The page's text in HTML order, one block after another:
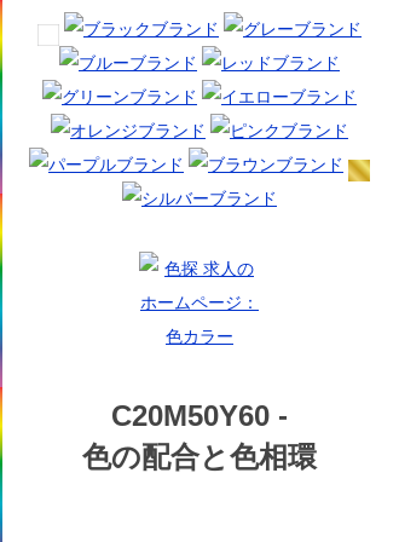
C20M50Y60 -
色の配合と色相環